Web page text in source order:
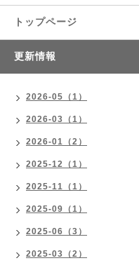
トップページ
更新情報
2026-05（1）
2026-03（1）
2026-01（2）
2025-12（1）
2025-11（1）
2025-09（1）
2025-06（3）
2025-03（2）